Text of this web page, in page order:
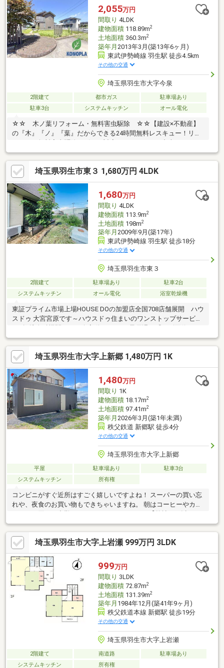
5LDK+S部屋数が多く納戸やWICも備えた間取りです。ご家族それ
ぞれのプライベート空間や収納を確保できます。
2,055万円
間取り 4LDK
建物面積118.89m2
土地面積360.3m2
築年月 2013年3月(築13年6ヶ月)
東武伊勢崎線 羽生駅 徒歩4.5km
その他の交通
埼玉県羽生市大字今泉
2階建て 都市ガス
駐車場あり
駐車3台
システムキッチン オール電化
☆☆ 木ノ葉リフォーム・無料害虫駆除 ☆☆【建設×不動産】
の『木』『ノ』『葉』だからできる24時間無料レスキュー！リフ
ォーム・無料害虫駆除サビース対応しております！中古でもアフ
ターサービスがついており、住んでからの安心をずっとお届けし
ます！内覧時に、無料相談・お見積りも物件ごとに作成可能！！
オウチ探しも、リフォームも一緒に相談できます！＼弊社には、
『きつね隊』・『ゴリラ隊』という無料かけつけサービスの仕組
みが、整っています♪／住んでからのお家トラブル、緊急対応も承
っております♪お家のこと、すべて木ノ葉プランニングにお任せく
ださい＾＾
埼玉県羽生市東３ 1,680万円 4LDK
1,680万円
間取り 4LDK
建物面積113.9m2
土地面積198m2
築年月 2009年9月(築17年)
東武伊勢崎線 羽生駅 徒歩18分
その他の交通
埼玉県羽生市東３
2階建て 駐車場あり
駐車2台
システムキッチン
オール電化 浴室乾燥機
東証プライム市場上場HOUSE DOの加盟店全国708店舗展開 ハウ
スドゥ 大宮宮原です～ハウスドゥ住まいのワンストップサービス
大きな安心！ ＊病気やケガで働けなくなった時、住宅ローン残
高→０円！ ＊ガンと診断された時、住宅ローン残高→半額！●
火災保険＆引越し業者＆リフォーム等の全面サポート※ハウスド
ゥ専用割引あり●【頭金０円】からのご購入◎ご購入されるお客
様をHOUSE DOと全面サポートします。物件について、ご見学希
望のお客様はお気軽にご連絡
埼玉県羽生市大字上新郷 1,480万円 1K
1,480万円
間取り 1K
建物面積18.17m2
土地面積97.41m2
築年月 2026年3月(築1年未満)
秩父鉄道 新郷駅 徒歩4分
その他の交通
埼玉県羽生市大字上新郷
平屋 駐車場あり
駐車3台
システムキッチン
所有権
コンビニがすぐ近所はすごく嬉しいですよね！ スーパーの買い忘
れや、夜食のお買い物もできちゃいますね。 朝はコーヒーやカフ
ェラテを買って出勤してみてはいかがですか？【弊社では以下の
５つをお客様にお約束いたします】1.物件の善し悪しは全て正直
にお話しします。2.無理な売り込みや契約の催促、突然の訪問
等、しつこい営業は一切行いません。3.契約したら終わりではな
くお引き渡し後、お引越し後もお客様のパートナーであること。
4.ウソやおとり広告は一切使いません。(データ更新は迅速に行い
ます。）5.お客様の個人情報は細心の注意を払って取り扱いしま
埼玉県羽生市大字上岩瀬 999万円 3LDK
999万円
間取り 3LDK
建物面積72.87m2
土地面積131.39m2
築年月 1984年12月(築41年9ヶ月)
秩父鉄道本線 新郷駅 徒歩19分
その他の交通
埼玉県羽生市大字上岩瀬
2階建て 南道路
駐車場あり
システムキッチン
所有権